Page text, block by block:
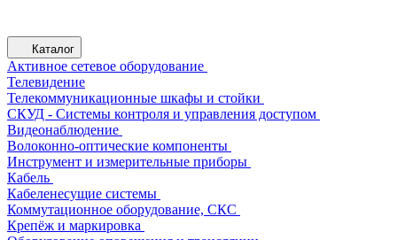
Каталог
Активное сетевое оборудование
Телевидение
Телекоммуникационные шкафы и стойки
СКУД - Системы контроля и управления доступом
Видеонаблюдение
Волоконно-оптические компоненты
Инструмент и измерительные приборы
Кабель
Кабеленесущие системы
Коммутационное оборудование, СКС
Крепёж и маркировка